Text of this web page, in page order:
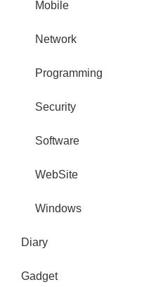
Mobile
Network
Programming
Security
Software
WebSite
Windows
Diary
Gadget